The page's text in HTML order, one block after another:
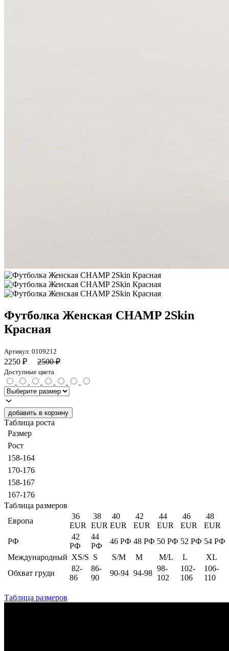
Футболка Женская CHAMP 2Skin
Красная
Артикул: 0109212
2250 ₽ 2500₽
Доступные цвета
добавить в корзину
Таблица роста
Размер
Рост
158-164
170-176
158-167
167-176
Таблица размеров
Европа
36
EUR
38
EUR
40
EUR
42
EUR
44
EUR
46
EUR
48
EUR
РФ
42
РФ
44
РФ
46 РФ 48 РФ 50 РФ 52 РФ 54 РФ
Международный XS/S S S/M M M/L L
XL
Обхват груди
82-
86
86-
90
90-94 94-98
98-
102
102-
106
106-
110
Таблица размеров